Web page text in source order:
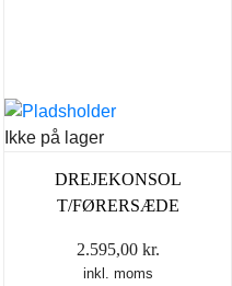
Ikke på lager
DREJEKONSOL
T/FØRERSÆDE
2.595,00 kr.
inkl. moms